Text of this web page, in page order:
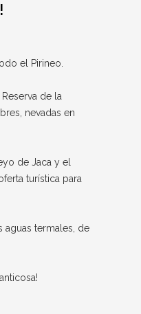
el Pirineo.
de la
nevadas en
de Jaca y el
turística para
aguas termales, de